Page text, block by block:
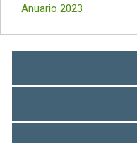
Anuario 2023